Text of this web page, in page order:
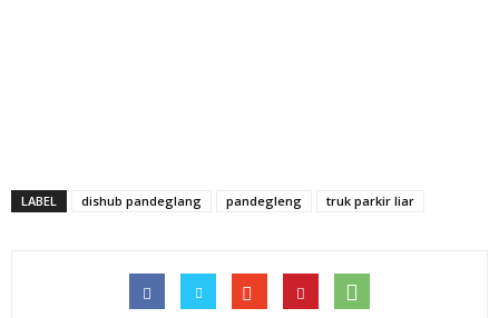
LABEL dishub pandeglang pandegleng truk parkir liar